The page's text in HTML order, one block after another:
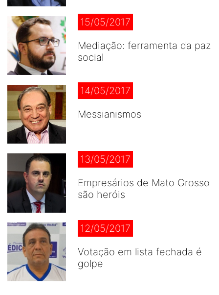
15/05/2017
Mediação: ferramenta da paz
social
14/05/2017
Messianismos
13/05/2017
Empresários de Mato Grosso
são heróis
12/05/2017
Votação em lista fechada é
golpe